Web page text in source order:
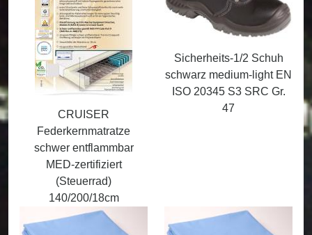
CRUISER
Federkernmatratze
schwer entflammbar
MED-zertifiziert
(Steuerrad)
140/200/18cm
Sicherheits-1/2 Schuh
schwarz medium-light EN
ISO 20345 S3 SRC Gr.
47